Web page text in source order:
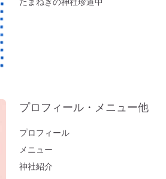
プロフィール・メニュー他
プロフィール
メニュー
神社紹介